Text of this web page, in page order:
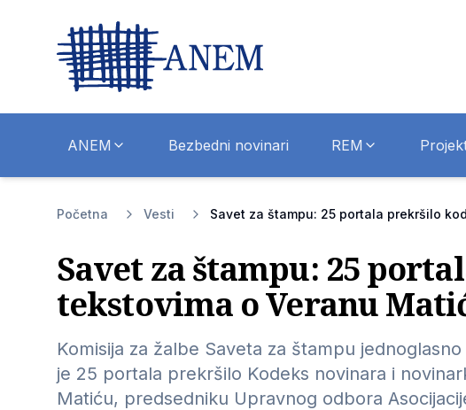
ANEM Bezbedni novinari REM
Početna Vesti Savet za štampu: 25 portala prekršilo
Savet za štampu: 25
tekstovima o Veranu
Komisija za žalbe Saveta za štampu
je 25 portala prekršilo Kodeks novinara i
Matiću, predsedniku Upravnog odbora